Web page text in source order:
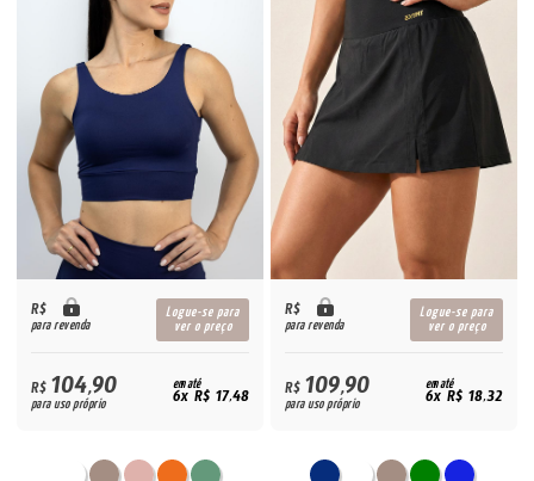
R$
para revenda
Logue-se para
ver o preço
R$104,90
para uso próprio
em até
6x R$ 17,48
R$
para revenda
Logue-se para
ver o preço
R$109,90
para uso próprio
em até
6x R$ 18,32